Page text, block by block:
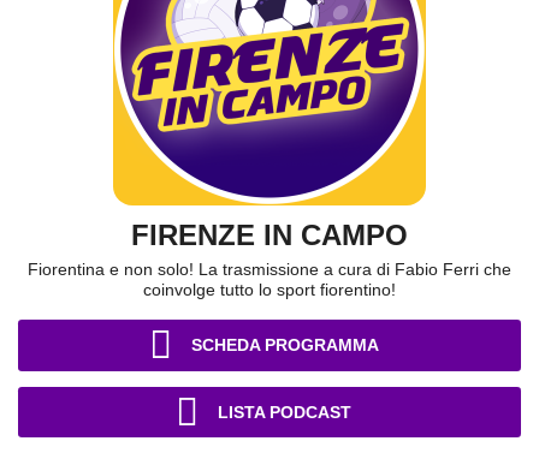
FIRENZE IN CAMPO
Fiorentina e non solo! La trasmissione a cura di Fabio Ferri che
coinvolge tutto lo sport fiorentino!
SCHEDA PROGRAMMA
LISTA PODCAST